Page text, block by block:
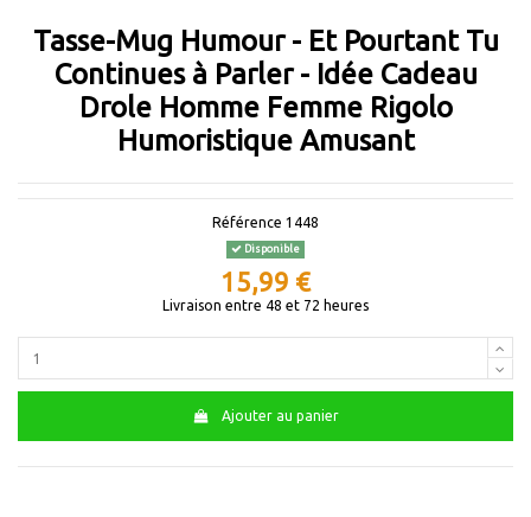
Tasse-Mug Humour - Et Pourtant Tu
Continues à Parler - Idée Cadeau
Drole Homme Femme Rigolo
Humoristique Amusant
Référence 1448
Disponible
15,99 €
Livraison entre 48 et 72 heures
Ajouter au panier